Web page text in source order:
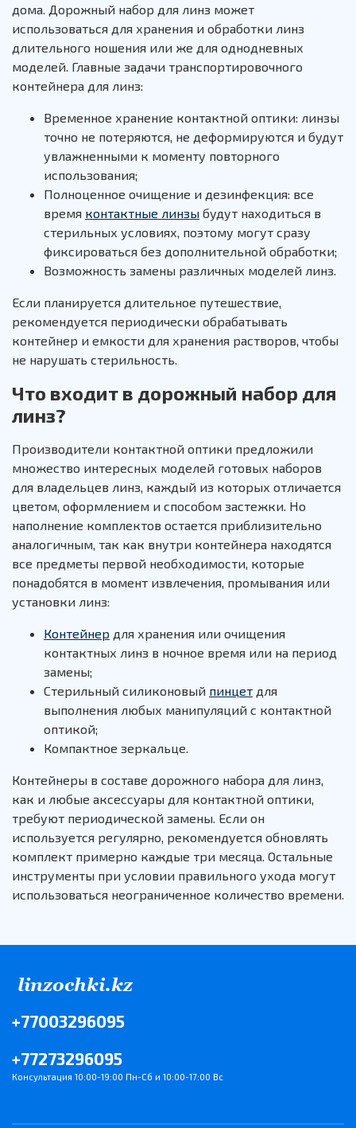
дома. Дорожный набор для линз может
использоваться для хранения и обработки линз
длительного ношения или же для однодневных
моделей. Главные задачи транспортировочного
контейнера для линз:
Временное хранение контактной оптики: линзы
точно не потеряются, не деформируются и будут
увлажненными к моменту повторного
использования;
Полноценное очищение и дезинфекция: все
время контактные линзы будут находиться в
стерильных условиях, поэтому могут сразу
фиксироваться без дополнительной обработки;
Возможность замены различных моделей линз.
Если планируется длительное путешествие,
рекомендуется периодически обрабатывать
контейнер и емкости для хранения растворов, чтобы
не нарушать стерильность.
Что входит в дорожный набор для
линз?
Производители контактной оптики предложили
множество интересных моделей готовых наборов
для владельцев линз, каждый из которых отличается
цветом, оформлением и способом застежки. Но
наполнение комплектов остается приблизительно
аналогичным, так как внутри контейнера находятся
все предметы первой необходимости, которые
понадобятся в момент извлечения, промывания или
установки линз:
Контейнер для хранения или очищения
контактных линз в ночное время или на период
замены;
Стерильный силиконовый пинцет для
выполнения любых манипуляций с контактной
оптикой;
Компактное зеркальце.
Контейнеры в составе дорожного набора для линз,
как и любые аксессуары для контактной оптики,
требуют периодической замены. Если он
используется регулярно, рекомендуется обновлять
комплект примерно каждые три месяца. Остальные
инструменты при условии правильного ухода могут
использоваться неограниченное количество времени.
+77003296095
+77273296095
Консультация 10:00-19:00 Пн-Сб и 10:00-17:00 Вс